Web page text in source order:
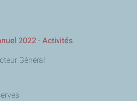
2022 - Activités
Général